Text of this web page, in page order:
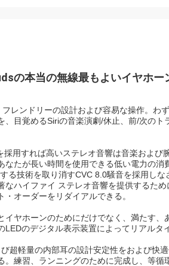
の本当の無線最もよいイヤホー
フレンドリーの設計および容易な操作。わ
目覚めるSiriの音楽演劇/休止、前/次のト
用すれば高いステレオ音響は音楽および
たが長い時間を使用できる低い電力の消
る技術を取り消すCVC 8.0騒音を採用し
ハイファイ ステレオ音響を提供するた
オーダーをリダイアルできる。
ヤホーンのためにだけでなく、満たす
のデジタル表示装置によってリアル
超軽量の内部耳の設計安定性をおよび快
練習、ランニングのために完成し、等